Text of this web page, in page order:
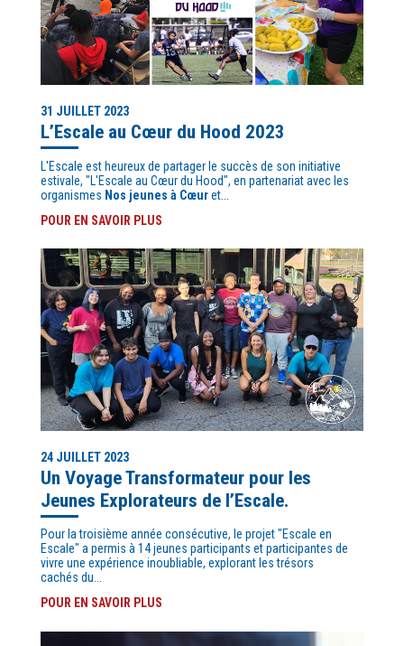
31 JUILLET 2023
L’Escale au Cœur du Hood 2023
L'Escale est heureux de partager le succès de son initiative
estivale, "L'Escale au Cœur du Hood", en partenariat avec les
organismes Nos jeunes à Cœuret...
POUR EN SAVOIR PLUS
24 JUILLET 2023
Un Voyage Transformateur pour les
Jeunes Explorateurs de l’Escale.
Pour la troisième année consécutive, le projet "Escale en
Escale" a permis à 14 jeunes participants et participantes de
vivre une expérience inoubliable, explorant les trésors
cachés du...
POUR EN SAVOIR PLUS